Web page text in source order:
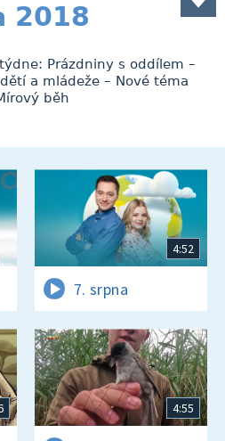
2018
Prázdniny s oddílem –
a mládeže – Nové téma
běh
4:52
7. srpna
4:55